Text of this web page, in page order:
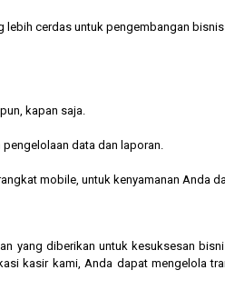
lebih cerdas untuk pengembangan
kapan saja.
data dan laporan.
mobile, untuk kenyamanan Anda
diberikan untuk kesuksesan
kasir kami, Anda dapat mengelola